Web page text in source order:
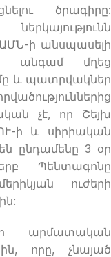
ծրագիրը:
ԱՄՆ-ի անսպասելի
անգամ մղեց
և պատրվակներ
չէ, որ Շեյխ
ի և սիրիական
ընդամենը 3 օր
Պենտագոնը
ուժերի
արմատական
որը, չնայած